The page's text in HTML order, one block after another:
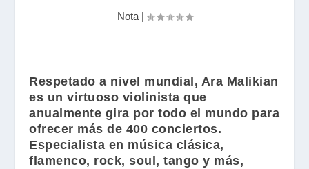
Nota|
Respetado a nivel mundial, Ara Malikian
es un virtuoso violinista que
anualmente gira por todo el mundo para
ofrecer más de 400 conciertos.
Especialista en música clásica,
flamenco, rock, soul, tango y más,